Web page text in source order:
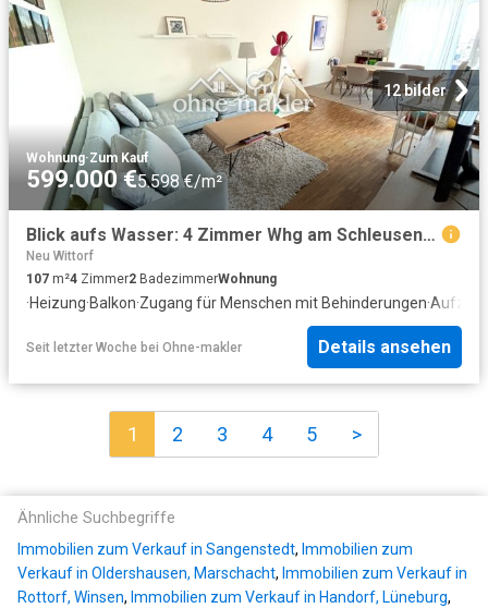
12 bilder
Wohnung·Zum Kauf
599.000 €5.598 €/m²
Blick aufs Wasser: 4 Zimmer Whg am Schleusengraben Bergedorf. Zentral und naturnah
Neu Wittorf
107 m²4 Zimmer2 BadezimmerWohnung
·Heizung·Balkon·Zugang für Menschen mit Behinderungen·Aufzug
Seit letzter Woche bei Ohne-makler Details ansehen
1 2 3 4 5 >
Ähnliche Suchbegriffe
Immobilien zum Verkauf in Sangenstedt, Immobilien zum
Verkauf in Oldershausen, Marschacht, Immobilien zum Verkauf in
Rottorf, Winsen, Immobilien zum Verkauf in Handorf, Lüneburg,